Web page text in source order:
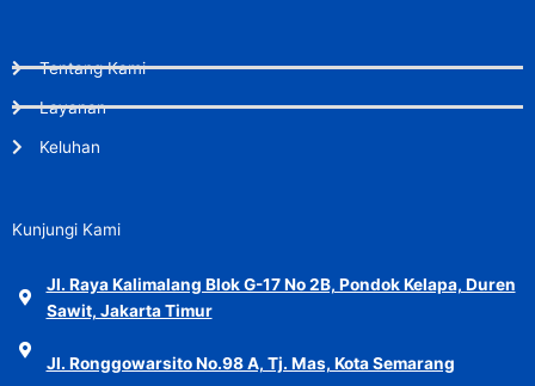
Tentang Kami
Layanan
Keluhan
Kunjungi Kami
Jl. Raya Kalimalang Blok G-17 No 2B, Pondok Kelapa, Duren
Sawit, Jakarta Timur
Jl. Ronggowarsito No.98 A, Tj. Mas, Kota Semarang